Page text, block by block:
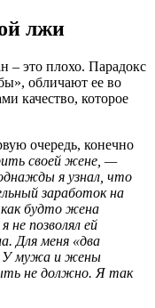
лжи
– это плохо. Парадокс
обличают ее во
качество, которое
очередь, конечно
своей жене, —
я узнал, что
заработок на
будто жена
не позволял ей
Для меня «два
У мужа и жены
не должно. Я так